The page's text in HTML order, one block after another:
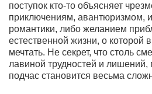
поступок кто-то объясняет
приключениям, авантюризмом,
романтики, либо желанием
естественной жизни, о которой
мечтать. Не секрет, что столь
лавиной трудностей и лишений,
подчас становится весьма